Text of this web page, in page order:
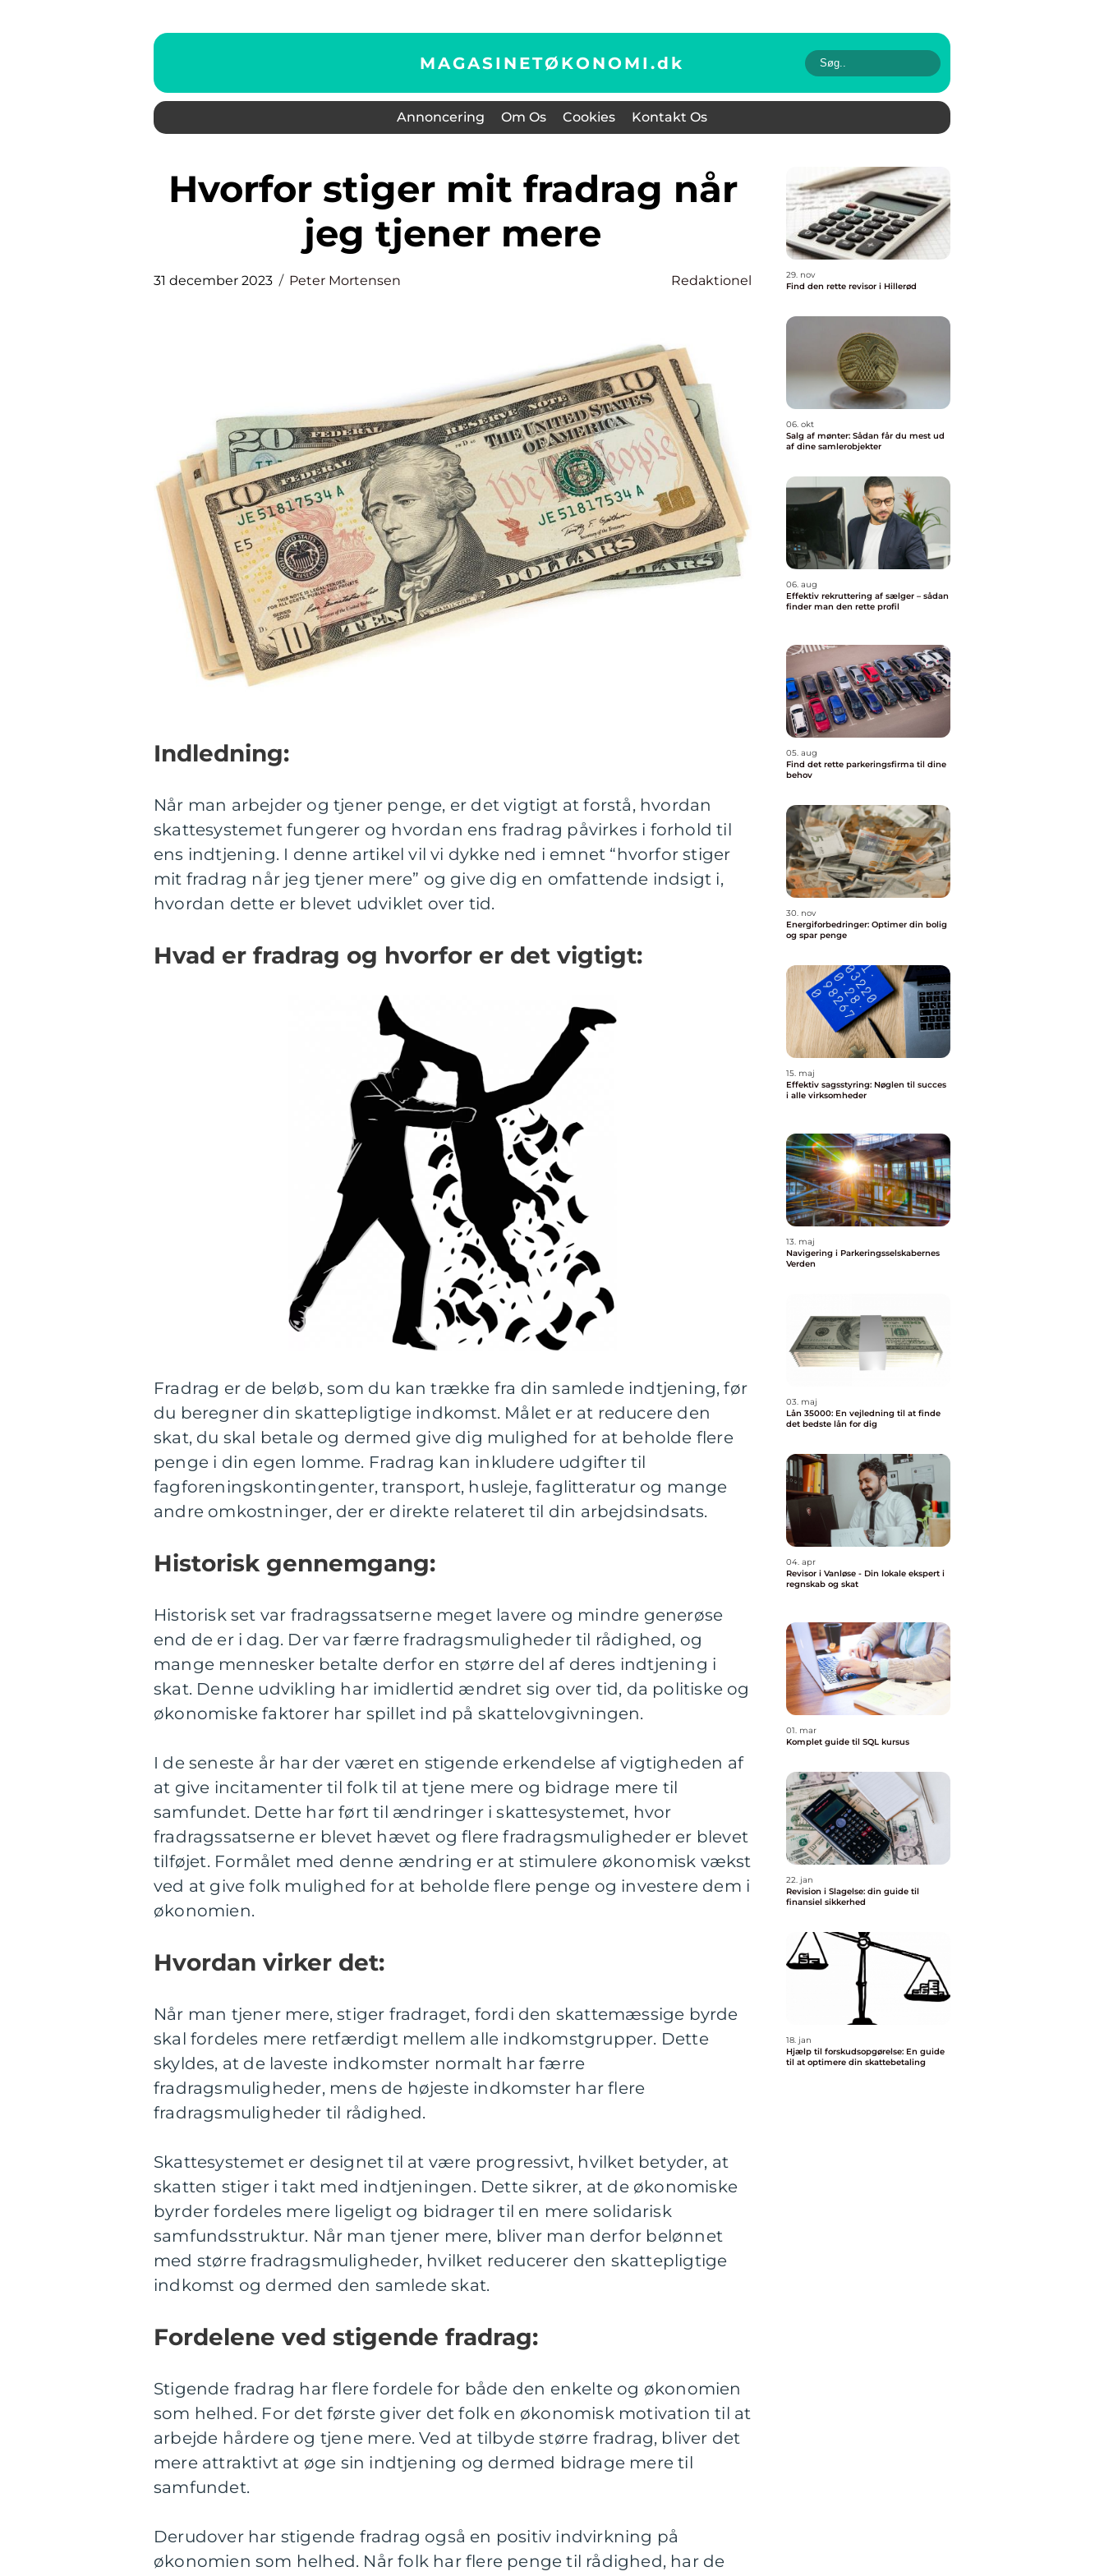
MAGASINETØKONOMI.dk
Annoncering Om Os Cookies Kontakt Os
Hvorfor stiger mit fradrag når
jeg tjener mere
31 december 2023 Peter Mortensen Redaktionel
Indledning:
Når man arbejder og tjener penge, er det vigtigt at forstå, hvordan
skattesystemet fungerer og hvordan ens fradrag påvirkes i forhold til
ens indtjening. I denne artikel vil vi dykke ned i emnet “hvorfor stiger
mit fradrag når jeg tjener mere” og give dig en omfattende indsigt i,
hvordan dette er blevet udviklet over tid.
Hvad er fradrag og hvorfor er det vigtigt:
Fradrag er de beløb, som du kan trække fra din samlede indtjening, før
du beregner din skattepligtige indkomst. Målet er at reducere den
skat, du skal betale og dermed give dig mulighed for at beholde flere
penge i din egen lomme. Fradrag kan inkludere udgifter til
fagforeningskontingenter, transport, husleje, faglitteratur og mange
andre omkostninger, der er direkte relateret til din arbejdsindsats.
Historisk gennemgang:
Historisk set var fradragssatserne meget lavere og mindre generøse
end de er i dag. Der var færre fradragsmuligheder til rådighed, og
mange mennesker betalte derfor en større del af deres indtjening i
skat. Denne udvikling har imidlertid ændret sig over tid, da politiske og
økonomiske faktorer har spillet ind på skattelovgivningen.
I de seneste år har der været en stigende erkendelse af vigtigheden af
at give incitamenter til folk til at tjene mere og bidrage mere til
samfundet. Dette har ført til ændringer i skattesystemet, hvor
fradragssatserne er blevet hævet og flere fradragsmuligheder er blevet
tilføjet. Formålet med denne ændring er at stimulere økonomisk vækst
ved at give folk mulighed for at beholde flere penge og investere dem i
økonomien.
Hvordan virker det:
Når man tjener mere, stiger fradraget, fordi den skattemæssige byrde
skal fordeles mere retfærdigt mellem alle indkomstgrupper. Dette
skyldes, at de laveste indkomster normalt har færre
fradragsmuligheder, mens de højeste indkomster har flere
fradragsmuligheder til rådighed.
Skattesystemet er designet til at være progressivt, hvilket betyder, at
skatten stiger i takt med indtjeningen. Dette sikrer, at de økonomiske
byrder fordeles mere ligeligt og bidrager til en mere solidarisk
samfundsstruktur. Når man tjener mere, bliver man derfor belønnet
med større fradragsmuligheder, hvilket reducerer den skattepligtige
indkomst og dermed den samlede skat.
Fordelene ved stigende fradrag:
Stigende fradrag har flere fordele for både den enkelte og økonomien
som helhed. For det første giver det folk en økonomisk motivation til at
arbejde hårdere og tjene mere. Ved at tilbyde større fradrag, bliver det
mere attraktivt at øge sin indtjening og dermed bidrage mere til
samfundet.
Derudover har stigende fradrag også en positiv indvirkning på
økonomien som helhed. Når folk har flere penge til rådighed, har de
29. nov
Find den rette revisor i Hillerød
06. okt
Salg af mønter: Sådan får du mest ud
af dine samlerobjekter
06. aug
Effektiv rekruttering af sælger – sådan
finder man den rette profil
05. aug
Find det rette parkeringsfirma til dine
behov
30. nov
Energiforbedringer: Optimer din bolig
og spar penge
15. maj
Effektiv sagsstyring: Nøglen til succes
i alle virksomheder
13. maj
Navigering i Parkeringsselskabernes
Verden
03. maj
Lån 35000: En vejledning til at finde
det bedste lån for dig
04. apr
Revisor i Vanløse - Din lokale ekspert i
regnskab og skat
01. mar
Komplet guide til SQL kursus
22. jan
Revision i Slagelse: din guide til
finansiel sikkerhed
18. jan
Hjælp til forskudsopgørelse: En guide
til at optimere din skattebetaling